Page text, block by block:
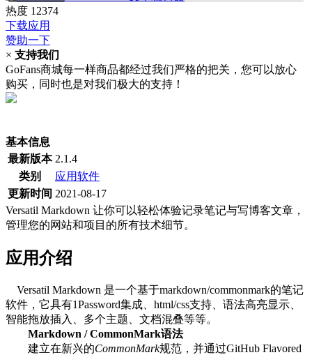
热度 12374
下载应用
赞助一下
× 支持我们
GoFans商城每一样商品都经过我们严格的把关，您可以放心
购买，同时也是对我们极大的支持！
基本信息
最新版本 2.1.4
类别
应用软件
更新时间 2021-08-17
Versatil Markdown 让你可以轻松体验记录笔记与写博客文章，
管理您的网站和项目的所有技术细节。
应用介绍
Versatil Markdown 是一个基于markdown/commonmark的笔记
软件，它具有1Password集成、html/css支持、语法高亮显示、
智能拖放插入、多个主题、文档混叠等等。
Markdown / CommonMark语法
建立在新兴的CommonMark规范，并通过GitHub Flavored